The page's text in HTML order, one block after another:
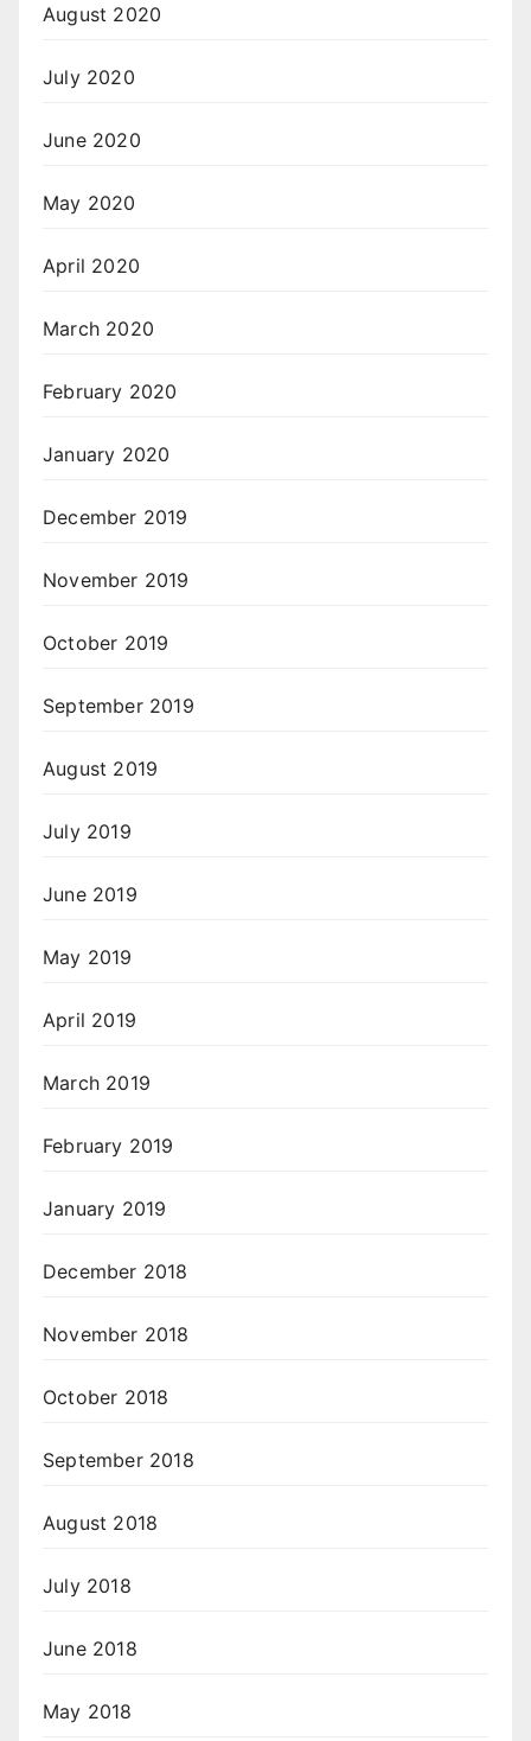
August 2020
July 2020
June 2020
May 2020
April 2020
March 2020
February 2020
January 2020
December 2019
November 2019
October 2019
September 2019
August 2019
July 2019
June 2019
May 2019
April 2019
March 2019
February 2019
January 2019
December 2018
November 2018
October 2018
September 2018
August 2018
July 2018
June 2018
May 2018